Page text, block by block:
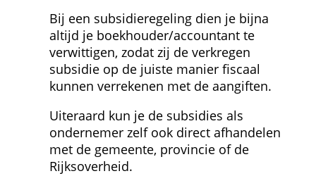
Bij een subsidieregeling dien je bijna
altijd je boekhouder/accountant te
verwittigen, zodat zij de verkregen
subsidie op de juiste manier fiscaal
kunnen verrekenen met de aangiften.
Uiteraard kun je de subsidies als
ondernemer zelf ook direct afhandelen
met de gemeente, provincie of de
Rijksoverheid.